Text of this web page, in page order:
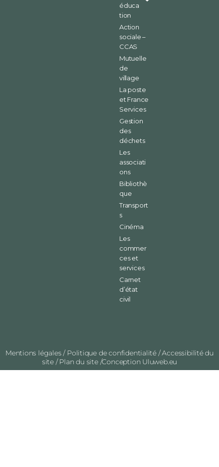
éduca
tion
Action
sociale –
CCAS
Mutuelle
de
village
La poste
et France
Services
Gestion
des
déchets
Les
associati
ons
Bibliothè
que
Transport
s
Cinéma
Les
commer
ces et
services
Carnet
d’état
civil
Mentions légales / Politique de confidentialité /Accessibilité du
site/Plan du site/Conception Uluweb.eu